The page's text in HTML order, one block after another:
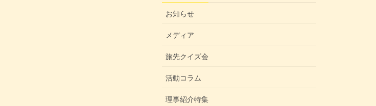
お知らせ
メディア
旅先クイズ会
活動コラム
理事紹介特集